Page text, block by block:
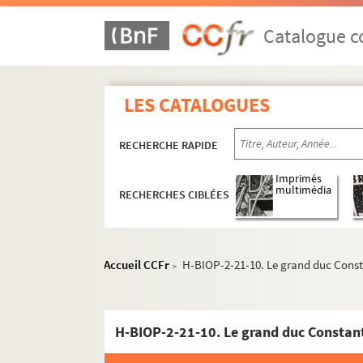
Catalogue
LES CATALOGUES
RECHERCHE RAPIDE
RECHERCHES CIBLÉES
Imprimés
multimédia
Accueil CCFr > H-BIOP-2-21-10. Le grand duc
H-BIOP-2-21-10. Le grand duc
H-BIOP-2-13. Rois et souverains de
H-BIOP-2-14. Rois et souverains de